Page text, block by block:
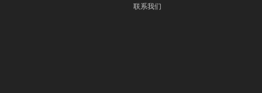
联系我们